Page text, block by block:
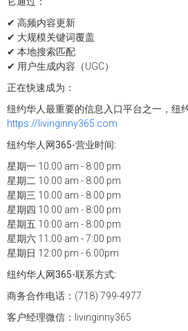
✔ 高频内容更新
✔ 大规模关键词覆盖
✔ 本地搜索匹配
✔ 用户生成内容（UGC）
正在快速成为：
纽约华人最重要的信息入口平台之一，纽
https://livinginny365.com
纽约华人网365-营业时间:
星期一 10:00 am - 8:00 pm
星期二 10:00 am - 8:00 pm
星期三 10:00 am - 8:00 pm
星期四 10:00 am - 8:00 pm
星期五 10:00 am - 8:00 pm
星期六 11:00 am - 7:00 pm
星期日 12:00 pm - 6:00pm
纽约华人网365-联系方式:
商务合作电话：(718) 799-4977
客户经理微信：livinginny365